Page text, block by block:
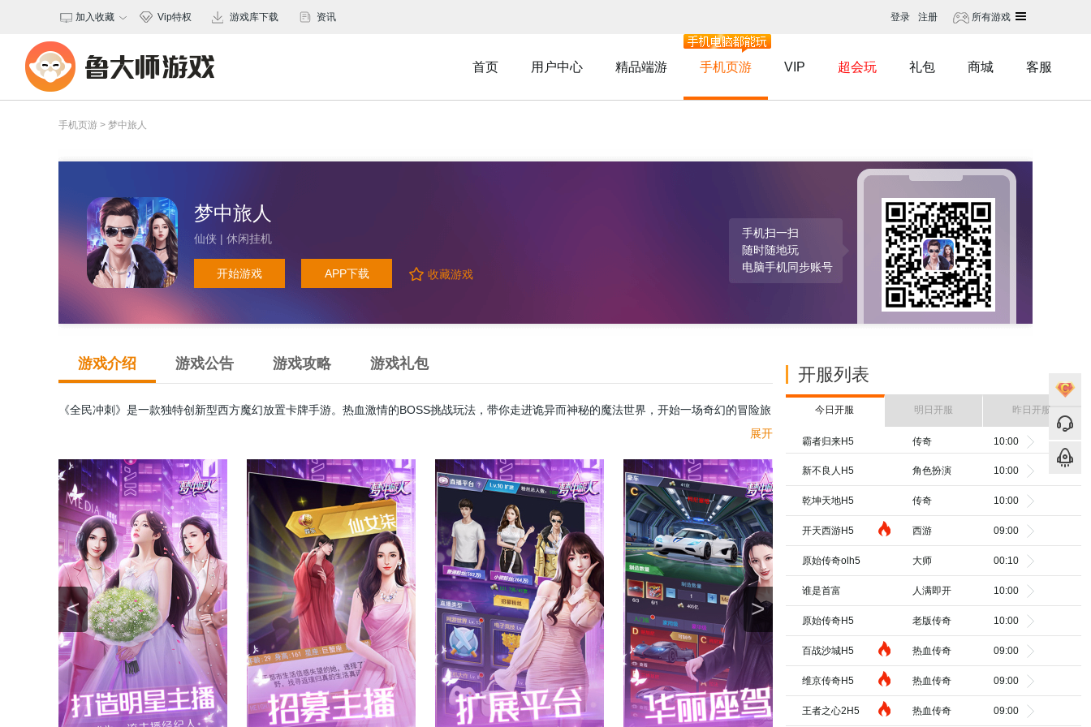
加入收藏
Vip特权 游戏库下载 资讯 登录 注册 所有游戏
首页 用户中心 精品端游 手机页游 VIP 超会玩 礼包 商城 客服
手机页游 > 梦中旅人
梦中旅人
仙侠 | 休闲挂机
开始游戏 APP下载 收藏游戏
手机扫一扫
随时随地玩
电脑手机同步账号
游戏介绍 游戏公告 游戏攻略 游戏礼包
开服列表
今日开服 明日开服 昨日开服
霸者归来H5 传奇 10:00
新不良人H5 角色扮演 10:00
乾坤天地H5 传奇 10:00
开天西游H5 西游 09:00
原始传奇olh5 大师 00:10
谁是首富 人满即开 10:00
原始传奇H5 老版传奇 10:00
百战沙城H5 热血传奇 09:00
维京传奇H5 热血传奇 09:00
王者之心2H5 热血传奇 09:00
《全民冲刺》是一款独特创新型西方魔幻放置卡牌手游。热血激情的BOSS挑战玩法，带你走进诡异而神秘的魔法世界，开始一场奇幻的冒险旅
程。你会遇到各种奇怪的际遇，还有无尽的宝藏和危险的怪物挑战。你既可以选择轻松挂机，也可以一战BOSS获取丰富奖励。神秘的魔法旅途
展开
< >